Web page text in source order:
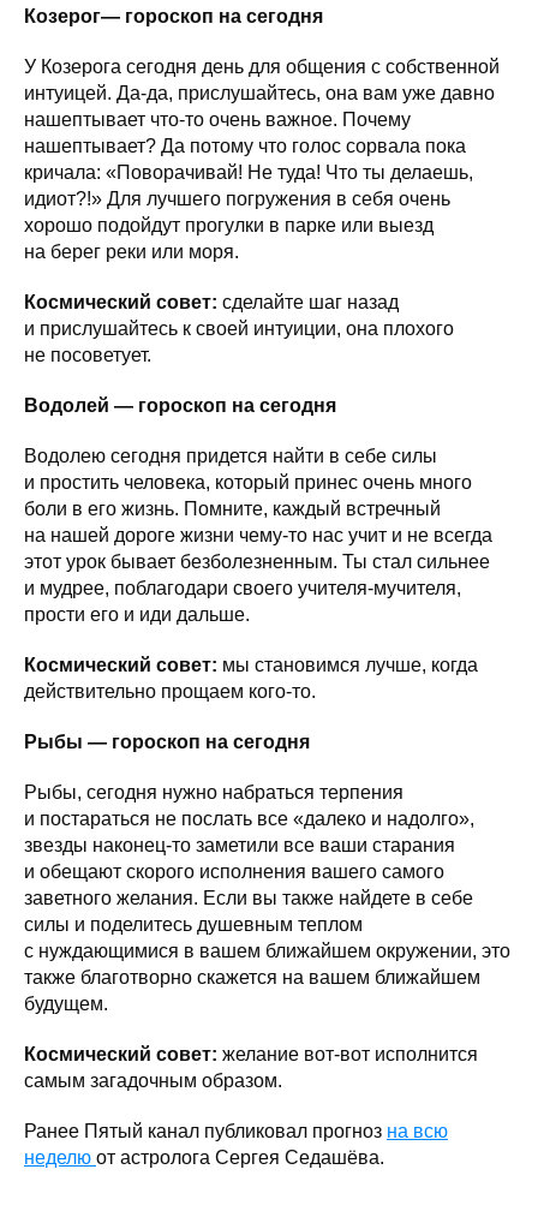
Козерог— гороскоп на сегодня
У Козерога сегодня день для общения с собственной
интуицей. Да-да, прислушайтесь, она вам уже давно
нашептывает что-то очень важное. Почему
нашептывает? Да потому что голос сорвала пока
кричала: «Поворачивай! Не туда! Что ты делаешь,
идиот?!» Для лучшего погружения в себя очень
хорошо подойдут прогулки в парке или выезд
на берег реки или моря.
Космический совет: сделайте шаг назад
и прислушайтесь к своей интуиции, она плохого
не посоветует.
Водолей — гороскоп на сегодня
Водолею сегодня придется найти в себе силы
и простить человека, который принес очень много
боли в его жизнь. Помните, каждый встречный
на нашей дороге жизни чему-то нас учит и не всегда
этот урок бывает безболезненным. Ты стал сильнее
и мудрее, поблагодари своего учителя-мучителя,
прости его и иди дальше.
Космический совет: мы становимся лучше, когда
действительно прощаем кого-то.
Рыбы — гороскоп на сегодня
Рыбы, сегодня нужно набраться терпения
и постараться не послать все «далеко и надолго»,
звезды наконец-то заметили все ваши старания
и обещают скорого исполнения вашего самого
заветного желания. Если вы также найдете в себе
силы и поделитесь душевным теплом
с нуждающимися в вашем ближайшем окружении, это
также благотворно скажется на вашем ближайшем
будущем.
Космический совет: желание вот-вот исполнится
самым загадочным образом.
Ранее Пятый канал публиковал прогноз на всю
неделю от астролога Сергея Седашёва.